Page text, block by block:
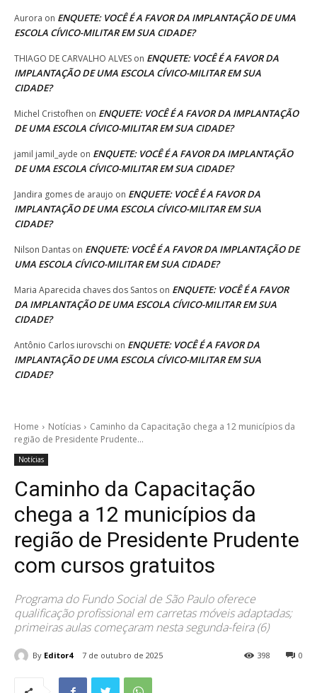
Aurora on ENQUETE: VOCÊ É A FAVOR DA IMPLANTAÇÃO DE UMA
ESCOLA CÍVICO-MILITAR EM SUA CIDADE?
THIAGO DE CARVALHO ALVES on ENQUETE: VOCÊ É A FAVOR DA
IMPLANTAÇÃO DE UMA ESCOLA CÍVICO-MILITAR EM SUA
CIDADE?
Michel Cristofhen on ENQUETE: VOCÊ É A FAVOR DA IMPLANTAÇÃO
DE UMA ESCOLA CÍVICO-MILITAR EM SUA CIDADE?
jamil jamil_ayde on ENQUETE: VOCÊ É A FAVOR DA IMPLANTAÇÃO
DE UMA ESCOLA CÍVICO-MILITAR EM SUA CIDADE?
Jandira gomes de araujo on ENQUETE: VOCÊ É A FAVOR DA
IMPLANTAÇÃO DE UMA ESCOLA CÍVICO-MILITAR EM SUA
CIDADE?
Nilson Dantas on ENQUETE: VOCÊ É A FAVOR DA IMPLANTAÇÃO DE
UMA ESCOLA CÍVICO-MILITAR EM SUA CIDADE?
Maria Aparecida chaves dos Santos on ENQUETE: VOCÊ É A FAVOR
DA IMPLANTAÇÃO DE UMA ESCOLA CÍVICO-MILITAR EM SUA
CIDADE?
Antônio Carlos iurovschi on ENQUETE: VOCÊ É A FAVOR DA
IMPLANTAÇÃO DE UMA ESCOLA CÍVICO-MILITAR EM SUA
CIDADE?